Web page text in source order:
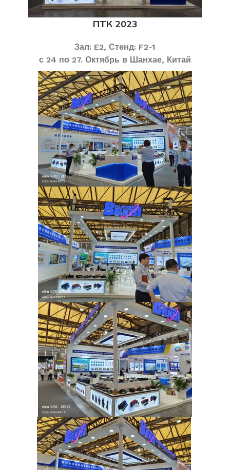
ПТК 2023
Зал: E2, Стенд: F2-1
с 24 по 27. Октябрь в Шанхае, Китай